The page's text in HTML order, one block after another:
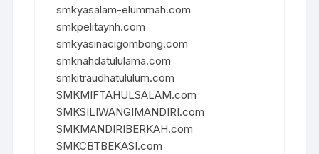
smkyasalam-elummah.com
smkpelitaynh.com
smkyasinacigombong.com
smknahdatululama.com
smkitraudhatululum.com
SMKMIFTAHULSALAM.com
SMKSILIWANGIMANDIRI.com
SMKMANDIRIBERKAH.com
SMKCBTBEKASI.com